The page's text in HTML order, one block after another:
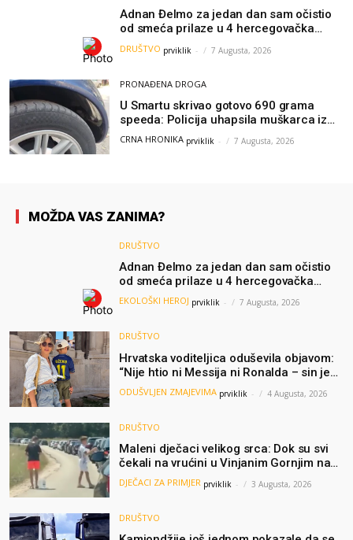
Adnan Đelmo za jedan dan sam očistio
od smeća prilaze u 4 hercegovačka
grada: “Danas nisam čistio samo smeće,
čistio sam sliku o nama”
DRUŠTVO prviklik - 7 Augusta, 2026
PRONAĐENA DROGA
U Smartu skrivao gotovo 690 grama
speeda: Policija uhapsila muškarca iz
Hercegovine
CRNA HRONIKA prviklik - 7 Augusta, 2026
MOŽDA VAS ZANIMA?
DRUŠTVO
Adnan Đelmo za jedan dan sam očistio
od smeća prilaze u 4 hercegovačka
grada: “Danas nisam čistio samo smeće,
čistio sam sliku o nama”
EKOLOŠKI HEROJ prviklik - 7 Augusta, 2026
DRUŠTVO
Hrvatska voditeljica oduševila objavom:
“Nije htio ni Messija ni Ronalda – sin je
želio samo dres Bosne”
ODUŠVLJEN ZMAJEVIMA prviklik - 4 Augusta, 2026
DRUŠTVO
Maleni dječaci velikog srca: Dok su svi
čekali na vrućini u Vinjanim Gornjim na
granici, Ljubi i Šime su dijelili vodu
putnicima
DJEČACI ZA PRIMJER prviklik - 3 Augusta, 2026
DRUŠTVO